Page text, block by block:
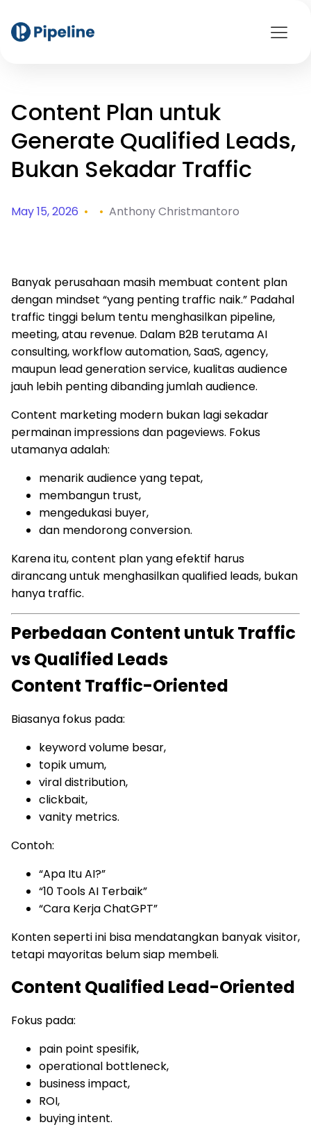
Content Plan untuk
Generate Qualified Leads,
Bukan Sekadar Traffic
May 15, 2026 • • Anthony Christmantoro
Banyak perusahaan masih membuat content plan
dengan mindset “yang penting traffic naik.” Padahal
traffic tinggi belum tentu menghasilkan pipeline,
meeting, atau revenue. Dalam B2B terutama AI
consulting, workflow automation, SaaS, agency,
maupun lead generation service, kualitas audience
jauh lebih penting dibanding jumlah audience.
Content marketing modern bukan lagi sekadar
permainan impressions dan pageviews. Fokus
utamanya adalah:
menarik audience yang tepat,
membangun trust,
mengedukasi buyer,
dan mendorong conversion.
Karena itu, content plan yang efektif harus
dirancang untuk menghasilkan qualified leads, bukan
hanya traffic.
Perbedaan Content untuk Traffic
vs Qualified Leads
Content Traffic-Oriented
Biasanya fokus pada:
keyword volume besar,
topik umum,
viral distribution,
clickbait,
vanity metrics.
Contoh:
“Apa Itu AI?”
“10 Tools AI Terbaik”
“Cara Kerja ChatGPT”
Konten seperti ini bisa mendatangkan banyak visitor,
tetapi mayoritas belum siap membeli.
Content Qualified Lead-Oriented
Fokus pada:
pain point spesifik,
operational bottleneck,
business impact,
ROI,
buying intent.